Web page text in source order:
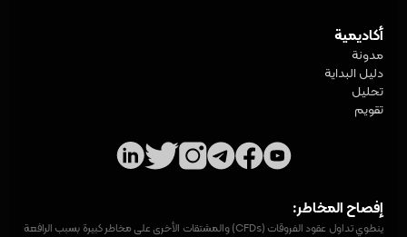
أكاديمية
مدونة
دليل البداية
تحليل
تقويم
إفصاح المخاطر:
ينطوي تداول عقود الفروقات (CFDs) والمشتقات الأخرى على مخاطر كبيرة بسبب الرافعة